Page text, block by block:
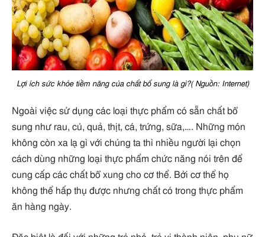
Lợi ích sức khỏe tiềm năng của chất bổ sung là gì?( Nguồn: Internet)
Ngoài việc sử dụng các loại thực phẩm có sẵn chất bổ
sung như rau, củ, quả, thịt, cá, trứng, sữa,…. Những món
không còn xa lạ gì với chúng ta thì nhiều người lại chọn
cách dùng những loại thực phẩm chức năng nói trên để
cung cấp các chất bổ xung cho cơ thể. Bởi cơ thể họ
không thể hấp thụ được nhưng chất có trong thực phẩm
ăn hàng ngày.